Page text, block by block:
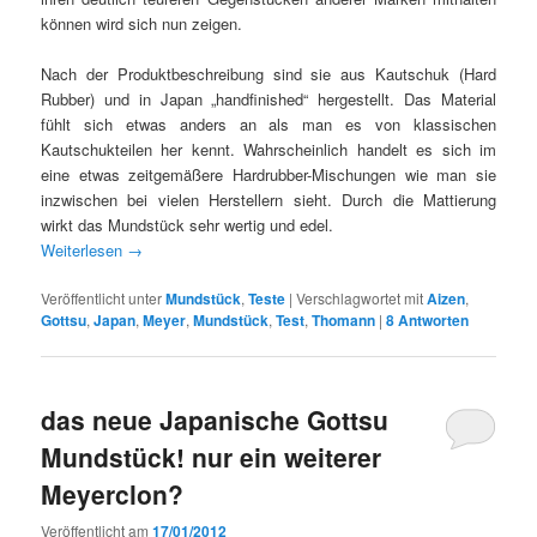
können wird sich nun zeigen.
Nach der Produktbeschreibung sind sie aus Kautschuk (Hard
Rubber) und in Japan „handfinished“ hergestellt. Das Material
fühlt sich etwas anders an als man es von klassischen
Kautschukteilen her kennt. Wahrscheinlich handelt es sich im
eine etwas zeitgemäßere Hardrubber-Mischungen wie man sie
inzwischen bei vielen Herstellern sieht. Durch die Mattierung
wirkt das Mundstück sehr wertig und edel.
Weiterlesen →
Veröffentlicht unterMundstück,Teste |Verschlagwortet mitAizen,
Gottsu,Japan,Meyer,Mundstück,Test,Thomann |8Antworten
das neue Japanische Gottsu
Mundstück! nur ein weiterer
Meyerclon?
Veröffentlicht am17/01/2012